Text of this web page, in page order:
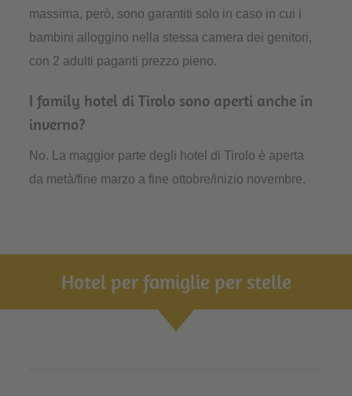
massima, però, sono garantiti solo in caso in cui i
bambini alloggino nella stessa camera dei genitori,
con 2 adulti paganti prezzo pieno.
I family hotel di Tirolo sono aperti anche in
inverno?
No. La maggior parte degli hotel di Tirolo è aperta
da metà/fine marzo a fine ottobre/inizio novembre.
Hotel per famiglie per stelle